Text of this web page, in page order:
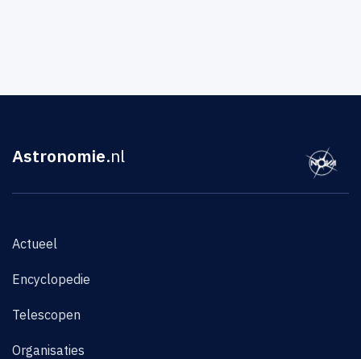
Astronomie.nl
Actueel
Encyclopedie
Telescopen
Organisaties